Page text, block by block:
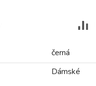
černá
Dámské